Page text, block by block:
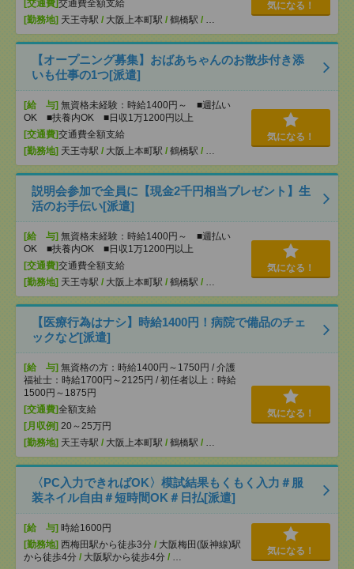
[交通費]交通費全額支給
[勤務地] 天王寺駅 / 大阪上本町駅 / 鶴橋駅 / …
気になる！
【オープニング募集】おばあちゃんのお散歩付き添
いも仕事の1つ[派遣]
[給 与] 無資格未経験：時給1400円～ ■週払い
OK ■扶養内OK ■日収1万1200円以上
[交通費]交通費全額支給
[勤務地] 天王寺駅 / 大阪上本町駅 / 鶴橋駅 / …
気になる！
説明会参加で全員に【現金2千円相当プレゼント】生
活のお手伝い[派遣]
[給 与] 無資格未経験：時給1400円～ ■週払い
OK ■扶養内OK ■日収1万1200円以上
[交通費]交通費全額支給
[勤務地] 天王寺駅 / 大阪上本町駅 / 鶴橋駅 / …
気になる！
【医療行為はナシ】時給1400円！病院で備品のチェ
ックなど[派遣]
[給 与] 無資格の方：時給1400円～1750円 / 介護
福祉士：時給1700円～2125円 / 初任者以上：時給
1500円～1875円
[交通費]全額支給
[月収例] 20～25万円
[勤務地] 天王寺駅 / 大阪上本町駅 / 鶴橋駅 / …
気になる！
〈PC入力できればOK〉模試結果もくもく入力＃服
装ネイル自由＃短時間OK＃日払[派遣]
[給 与] 時給1600円
[勤務地] 西梅田駅から徒歩3分 / 大阪梅田(阪神線)駅
から徒歩4分 / 大阪駅から徒歩4分 / …
気になる！